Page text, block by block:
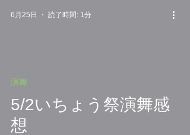
5/2いちょう祭演舞感
想
演舞
6月25日 読了時間: 1分